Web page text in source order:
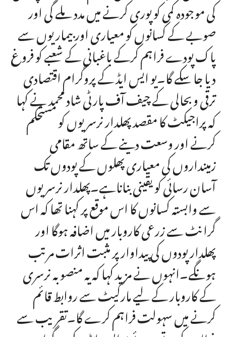
کی موجودہ کمی کو پوری کرنے میں مدد ملے گی اور
صوبے کے کسانوں کو معیاری اور بیماریوں سے
پاک پودے فراہم کرکے باغبانی کے شعبے کو فروغ
دیا جا سکے گا۔یو ایس ایڈ کے پروگرام اقتصادی
ترقی و بحالی کے چیف آف پارٹی شاد محمد نے کہا
کہ پراجیکٹ کا مقصد پھلدار نرسریوں کو مستحکم
کرنے اور وسعت دینے کے ساتھ مقامی
زمینداروں کی معیاری پھلوں کے پودوں تک
آسان رسائی کو یقینی بناناہے۔پھلدار نرسریوں
سے وابستہ کسانوں کا اس موقع پر کہنا تھا کہ اس
گرانٹ سے زرعی کاروبار میں اضافہ ہوگا اور
پھلدار پودوں کی پیداوار پر مثبت اثرات مرتب
ہونگے۔انہوں نے مزید کہا کہ یہ منصوبہ نرسری
کے کاروبار کے لیے مارکیٹ سے روابط قائم
کرنے میں سہولت فراہم کرے گا۔تقریب سے